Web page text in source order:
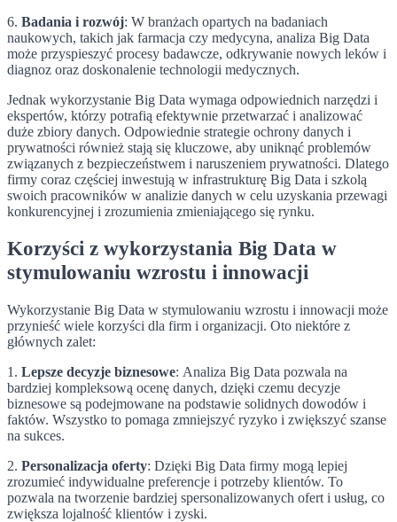
6. Badania i rozwój: W branżach opartych na badaniach
naukowych, takich jak farmacja czy medycyna, analiza Big Data
może przyspieszyć procesy badawcze, odkrywanie nowych leków i
diagnoz oraz doskonalenie technologii medycznych.
Jednak wykorzystanie Big Data wymaga odpowiednich narzędzi i
ekspertów, którzy potrafią efektywnie przetwarzać i analizować
duże zbiory danych. Odpowiednie strategie ochrony danych i
prywatności również stają się kluczowe, aby uniknąć problemów
związanych z bezpieczeństwem i naruszeniem prywatności. Dlatego
firmy coraz częściej inwestują w infrastrukturę Big Data i szkolą
swoich pracowników w analizie danych w celu uzyskania przewagi
konkurencyjnej i zrozumienia zmieniającego się rynku.
Korzyści z wykorzystania Big Data w
stymulowaniu wzrostu i innowacji
Wykorzystanie Big Data w stymulowaniu wzrostu i innowacji może
przynieść wiele korzyści dla firm i organizacji. Oto niektóre z
głównych zalet:
1. Lepsze decyzje biznesowe: Analiza Big Data pozwala na
bardziej kompleksową ocenę danych, dzięki czemu decyzje
biznesowe są podejmowane na podstawie solidnych dowodów i
faktów. Wszystko to pomaga zmniejszyć ryzyko i zwiększyć szanse
na sukces.
2. Personalizacja oferty: Dzięki Big Data firmy mogą lepiej
zrozumieć indywidualne preferencje i potrzeby klientów. To
pozwala na tworzenie bardziej spersonalizowanych ofert i usług, co
zwiększa lojalność klientów i zyski.